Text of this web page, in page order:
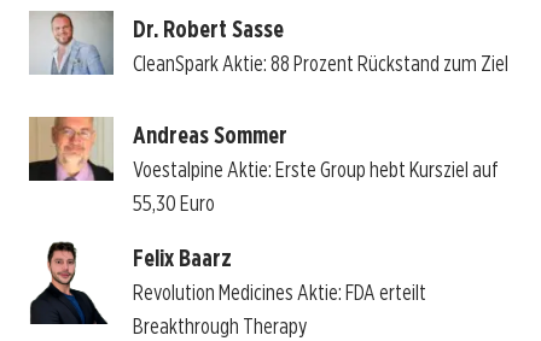
Dr. Robert Sasse
CleanSpark Aktie: 88 Prozent Rückstand zum Ziel
Andreas Sommer
Voestalpine Aktie: Erste Group hebt Kursziel auf
55,30 Euro
Felix Baarz
Revolution Medicines Aktie: FDA erteilt
Breakthrough Therapy